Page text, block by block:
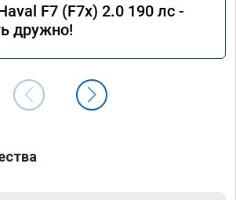
F7 (F7x) 2.0 190 лс -
дружно!